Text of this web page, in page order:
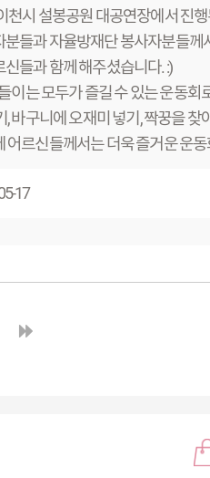
천시 설봉공원 대공연장에서 진행
들과 자율방재단 봉사자분들께
들과 함께 해주셨습니다. :)
이는 모두가 즐길 수 있는 운동회
바구니에 오재미 넣기, 짝꿍을 찾
어르신들께서는 더욱 즐거운 운
가 있기를 바라겠습니다.
17